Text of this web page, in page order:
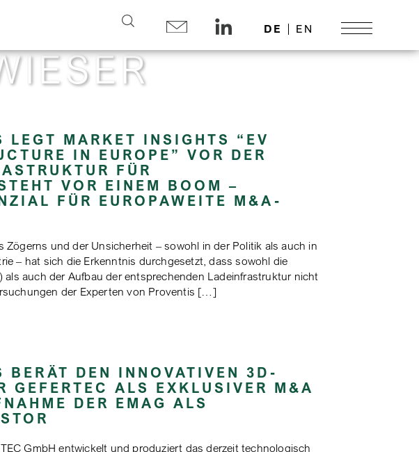
Search
DE EN
LEGT MARKET INSIGHTS “EV
IN EUROPE” VOR DER
FÜR
VOR EINEM BOOM –
FÜR EUROPAWEITE M&A-
Zögerns und der Unsicherheit – sowohl in der Politik als auch in
– hat sich die Erkenntnis durchgesetzt, dass sowohl die
als auch der Aufbau der entsprechenden Ladeinfrastruktur nicht
der Experten von Proventis […]
BERÄT DEN INNOVATIVEN 3D-
GEFERTEC ALS EXKLUSIVER M&A
DER EMAG ALS
GmbH entwickelt und produziert das derzeit technologisch